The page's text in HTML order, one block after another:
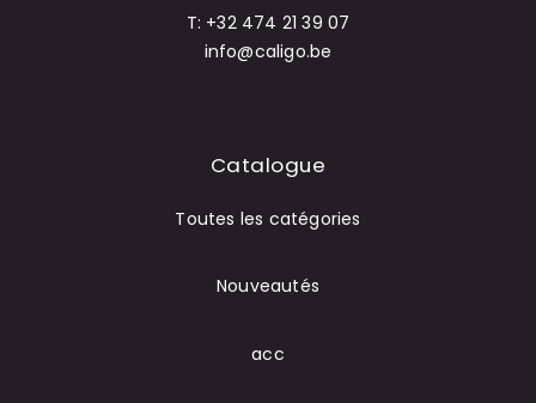
T: +32 474 21 39 07
info@caligo.be
Catalogue
Toutes les catégories
Nouveautés
acc